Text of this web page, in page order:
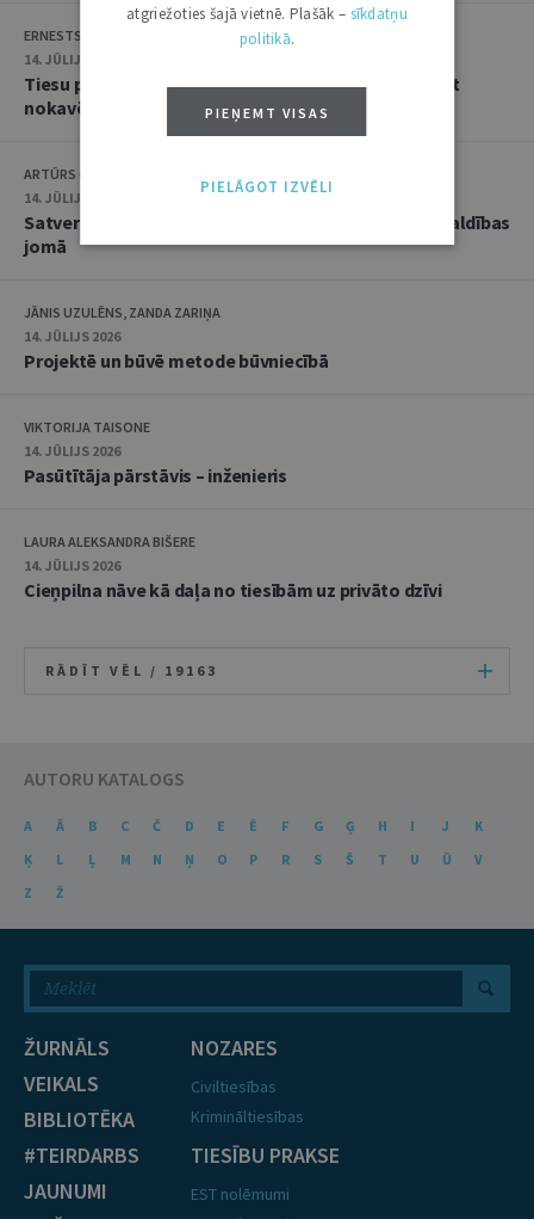
ERNESTS GRABUSTS
14. JŪLIJS 2026
Tiesu prakse lietās par iestādes atteikumu atjaunot
nokavēto procesuālo termiņu
ARTŪRS CAICS, RĒZIJA GAUJERE
14. JŪLIJS 2026
Satversmes tiesas jaunākā judikatūra trokšņa pārvaldības
jomā
JĀNIS UZULĒNS, ZANDA ZARIŅA
14. JŪLIJS 2026
Projektē un būvē metode būvniecībā
VIKTORIJA TAISONE
14. JŪLIJS 2026
Pasūtītāja pārstāvis – inženieris
LAURA ALEKSANDRA BIŠERE
14. JŪLIJS 2026
Cieņpilna nāve kā daļa no tiesībām uz privāto dzīvi
RĀDĪT VĒL / 19163
AUTORU KATALOGS
A Ā B C Č D E Ē F G Ģ H I J
K
Ķ
L Ļ M N Ņ O P R S Š T U Ū
V
Z
Ž
ŽURNĀLS
VEIKALS
BIBLIOTĒKA
#TEIRDARBS
JAUNUMI
NOZARES
Civiltiesības
Krimināltiesības
TIESĪBU PRAKSE
EST nolēmumi
atgriežoties šajā vietnē. Plašāk – sīkdatņu
politikā.
PIEŅEMT VISAS
PIELĀGOT IZVĒLI